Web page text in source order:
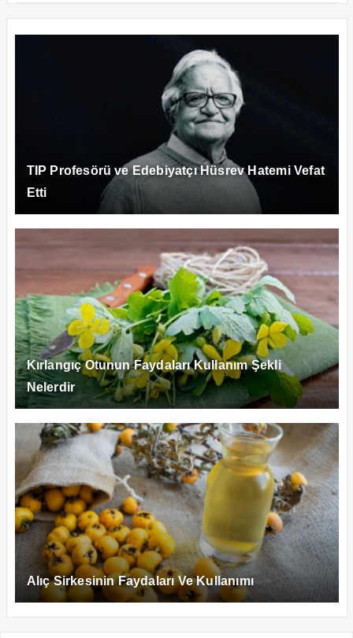
TIP Profesörü ve Edebiyatçı Hüsrev Hatemi Vefat
Etti
Kırlangıç Otunun Faydaları Kullanım Şekli
Nelerdir
Alıç Sirkesinin Faydaları Ve Kullanımı